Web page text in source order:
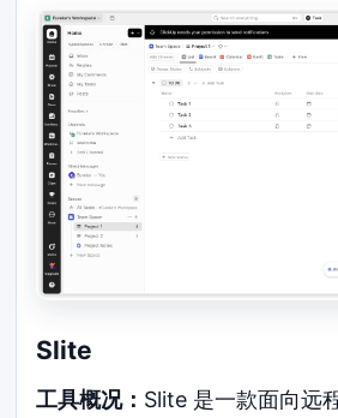
Slite
工具概况： Slite 是一款面向远